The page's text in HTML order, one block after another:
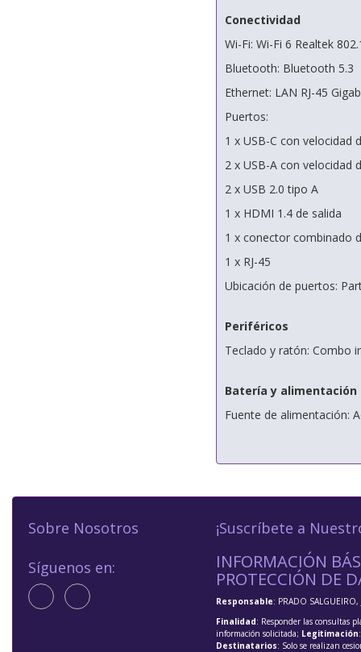
Conectividad
Wi-Fi: Wi-Fi 6 Realtek
Bluetooth: Bluetooth 5.3
Ethernet: LAN RJ-45
Puertos:
1 x USB-C con velocidad
2 x USB-A con velocidad
2 x USB 2.0 tipo A
1 x HDMI 1.4 de salida
1 x conector combinado
1 x RJ-45
Ubicación de puertos:
Periféricos
Teclado y ratón: Combo
Batería y alimentación
Fuente de alimentación:
Sobre Nosotros
Síguenos en:
¡Suscríbete a
INFORMACIÓN
PROTECCIÓN DE
Responsable: PRADO SALGUEIRO,
Finalidad: Responder las consultas
información solicitada; Legitimación
Destinatarios: Solo se realizan